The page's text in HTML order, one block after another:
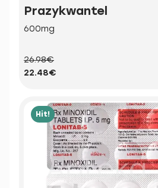
Prazykwantel
600mg
26.98€
22.48€
Hit!